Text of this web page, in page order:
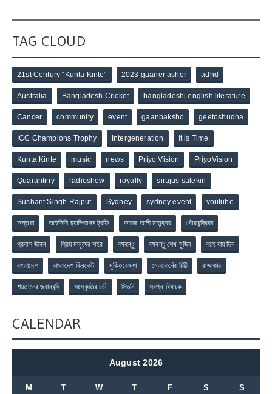
TAG CLOUD
21st Century “Kunta Kinte” 2023 gaaner ashor adhd
Australia Bangladesh Cricket bangladeshi english literature
Cancer community event gaanbaksho geetoshudha
ICC Champions Trophy Intergeneration It is Time
Kunta Kinte music news Priyo Vision PriyoVision
Quarantiny radioshow royalty sirajus salekin
Sushant Singh Rajput Sydney sydney event youtube
অন্তরা আইসিসি চ্যাম্পিয়নস ট্রফি আরজ আলী মাতুব্বর গৌরচন্দ্রিকা
প্রবাস জীবন প্রিয় মানুষের শহর বঙ্গবন্ধু বঙ্গবন্ধু শেখ মুজিব বহে যায় দিন
বাংলাদেশ বাংলাদেশ ক্রিকেট মুক্তিযোদ্ধা মেলবোর্নের চিঠি রাজাকার
শয়তানের জবানবন্দি সংস্কৃতির চর্চা সিডনি স্বপ্ন-বিধায়ক
CALENDAR
August 2026
M T W T F S S